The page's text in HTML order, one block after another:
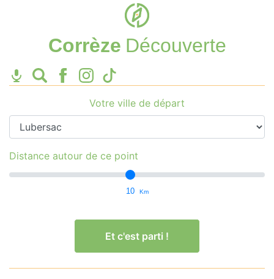
Corrèze Découverte
Votre ville de départ
Distance autour de ce point
10 Km
Et c'est parti !